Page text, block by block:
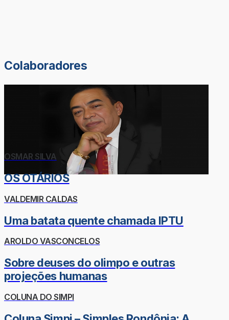
Colaboradores
OSMAR SILVA
OS OTÁRIOS
VALDEMIR CALDAS
Uma batata quente chamada IPTU
AROLDO VASCONCELOS
Sobre deuses do olimpo e outras
projeções humanas
COLUNA DO SIMPI